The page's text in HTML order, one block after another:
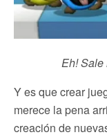
Eh! Sale
Y es que crear
merece la pena
creación de